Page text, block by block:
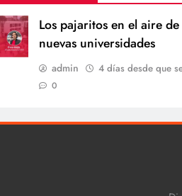
Los pajaritos en el aire
nuevas universidades
admin 4 días desde que
0